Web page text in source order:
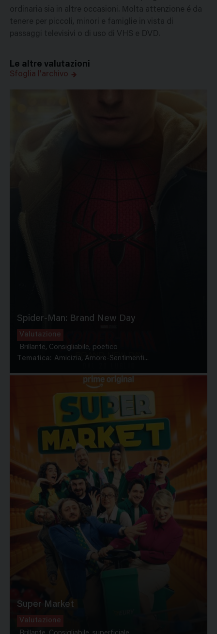
ordinaria sia in altre occasioni. Molta attenzione é da
tenere per piccoli, minori e famiglie in vista di
passaggi televisivi o di uso di VHS e DVD.
Le altre valutazioni
Sfoglia l'archivo
Spider-Man: Brand New Day
Valutazione
Brillante, Consigliabile, poetico
Tematica: Amicizia, Amore-Sentimenti...
Super Market
Valutazione